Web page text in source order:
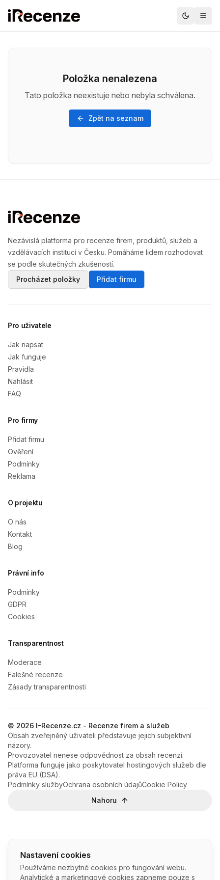
Položka nenalezena
Tato položka neexistuje nebo nebyla schválena.
Zpět na seznam
Nastavení cookies
Používáme nezbytné cookies pro fungování webu.
Analytické a marketingové cookies zapneme pouze s
Nezávislá platforma pro recenze firem, produktů, služeb a
vzdělávacích institucí v Česku. Pomáháme lidem rozhodovat
se podle skutečných zkušeností.
Procházet položky
Přidat firmu
Pro uživatele
Jak napsat
Jak funguje
Pravidla
Nahlásit
FAQ
Pro firmy
Přidat firmu
Ověření
Podmínky
Reklama
O projektu
O nás
Kontakt
Blog
Právní info
Podmínky
GDPR
Cookies
Transparentnost
Moderace
Falešné recenze
Zásady transparentnosti
© 2026 I-Recenze.cz - Recenze firem a služeb
Obsah zveřejněný uživateli představuje jejich subjektivní
názory.
Provozovatel nenese odpovědnost za obsah recenzí.
Platforma funguje jako poskytovatel hostingových služeb dle
práva EU (DSA).
Podmínky službyOchrana osobních údajůCookie Policy
Nahoru